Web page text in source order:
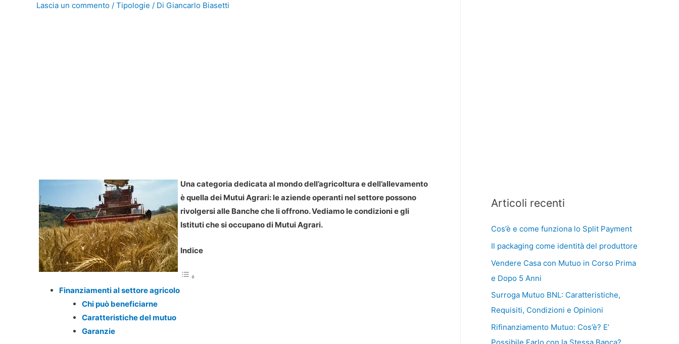
Lascia un commento / Tipologie / Di Giancarlo Biasetti
Una categoria dedicata al mondo dell’agricoltura e dell’allevamento
è quella dei Mutui Agrari: le aziende operanti nel settore possono
rivolgersi alle Banche che li offrono. Vediamo le condizioni e gli
Istituti che si occupano di Mutui Agrari.
Indice
Finanziamenti al settore agricolo
Chi può beneficiarne
Caratteristiche del mutuo
Garanzie
Articoli recenti
Cos’è e come funziona lo Split Payment
Il packaging come identità del produttore
Vendere Casa con Mutuo in Corso Prima
e Dopo 5 Anni
Surroga Mutuo BNL: Caratteristiche,
Requisiti, Condizioni e Opinioni
Rifinanziamento Mutuo: Cos’è? E’